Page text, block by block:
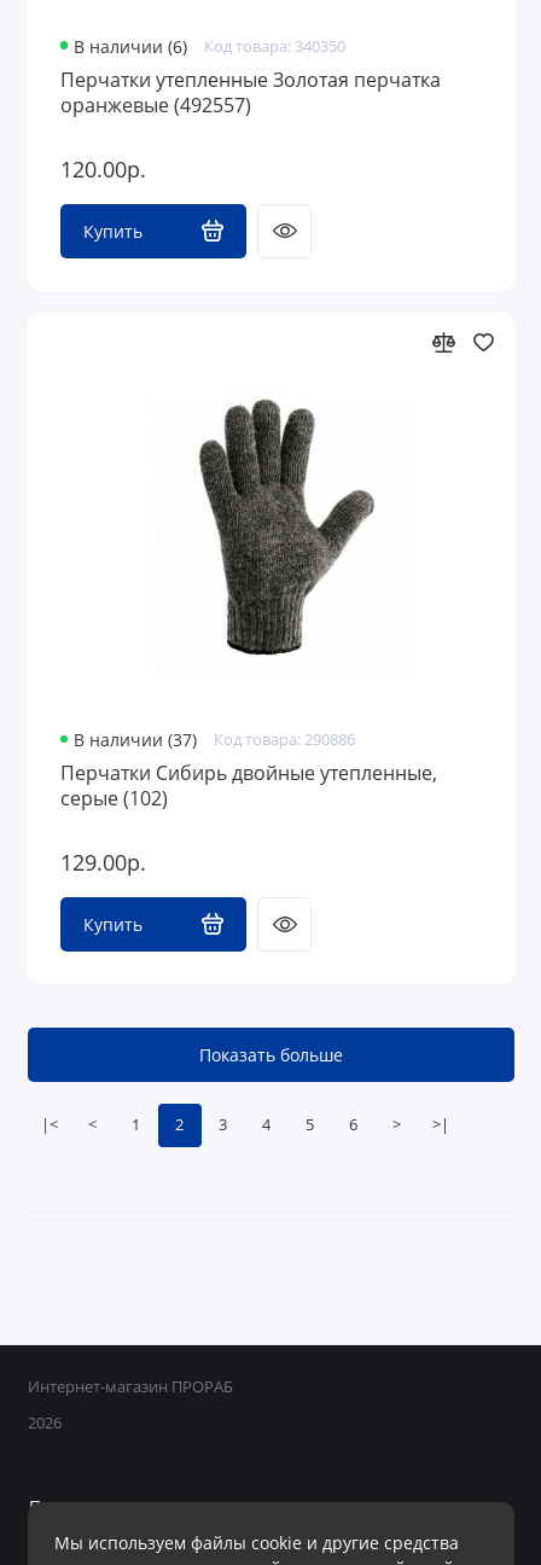
В наличии (6) Код товара: 340350
Перчатки утепленные Золотая перчатка
оранжевые (492557)
120.00р.
Купить
В наличии (37) Код товара: 290886
Перчатки Сибирь двойные утепленные,
серые (102)
129.00р.
Купить
|< < 1 2 3 4 5 6 > >|
Показать больше
Мы используем файлы cookie и другие средства
Интернет-магазин ПРОРАБ
2026
Поддержка
+7 950 800-40-09